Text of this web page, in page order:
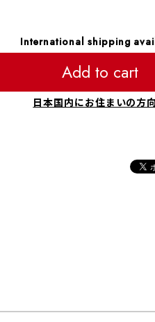
International shipping
Add to cart
日本国内にお住まいの方